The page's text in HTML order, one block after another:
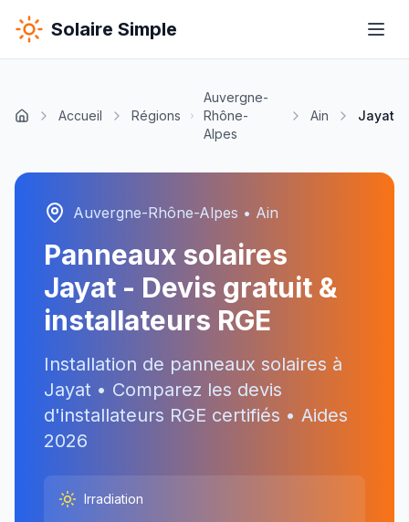
Solaire Simple
Accueil Régions
Auvergne-
Rhône-
Alpes
Ain Jayat
Auvergne-Rhône-Alpes • Ain
Panneaux solaires
Jayat - Devis gratuit &
installateurs RGE
Installation de panneaux solaires à
Jayat • Comparez les devis
d'installateurs RGE certifiés • Aides
2026
Irradiation